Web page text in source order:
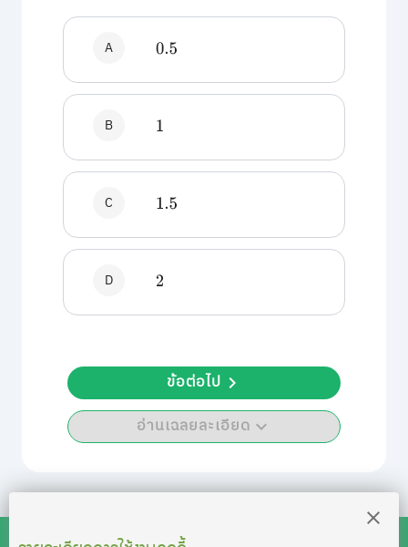
A 0.5
B 1
C 1.5
D 2
อ่านเฉลยละเอียด
ข้อต่อไป